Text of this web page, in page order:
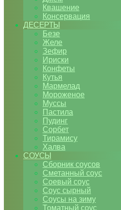
Квашение
Консервация
ДЕСЕРТЫ
Безе
Желе
Зефир
Ириски
Конфеты
Кутья
Мармелад
Мороженое
Муссы
Пастила
Пудинг
Сорбет
Тирамису
Халва
СОУСЫ
Сборник соусов
Сметанный соус
Соевый соус
Соус сырный
Соусы на зиму
Томатный соус